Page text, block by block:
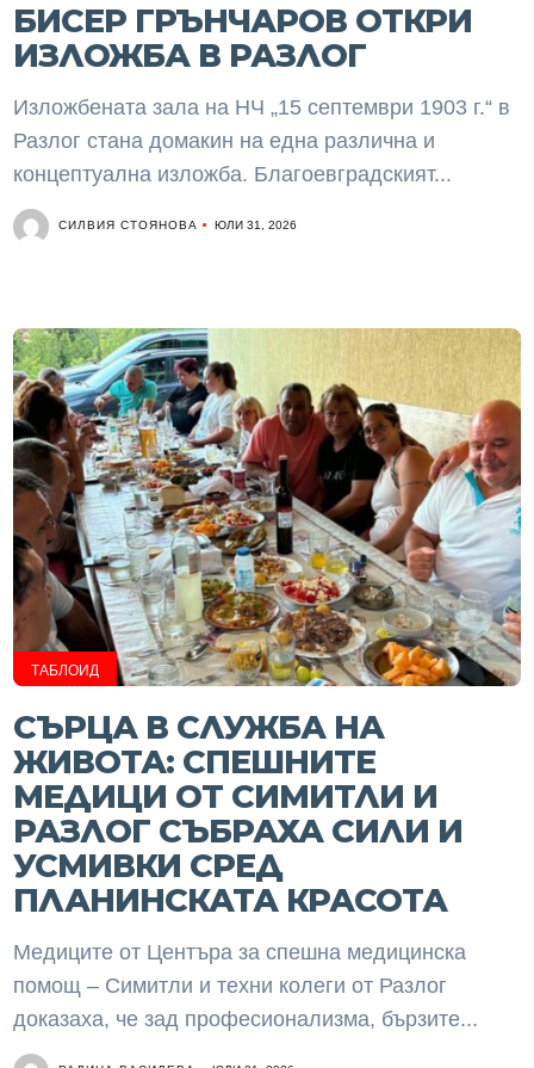
БИСЕР ГРЪНЧАРОВ ОТКРИ
ИЗЛОЖБА В РАЗЛОГ
Изложбената зала на НЧ „15 септември 1903 г.“ в
Разлог стана домакин на една различна и
концептуална изложба. Благоевградският...
СИЛВИЯ СТОЯНОВА ЮЛИ 31, 2026
ТАБЛОИД
СЪРЦА В СЛУЖБА НА
ЖИВОТА: СПЕШНИТЕ
МЕДИЦИ ОТ СИМИТЛИ И
РАЗЛОГ СЪБРАХА СИЛИ И
УСМИВКИ СРЕД
ПЛАНИНСКАТА КРАСОТА
Медиците от Центъра за спешна медицинска
помощ – Симитли и техни колеги от Разлог
доказаха, че зад професионализма, бързите...